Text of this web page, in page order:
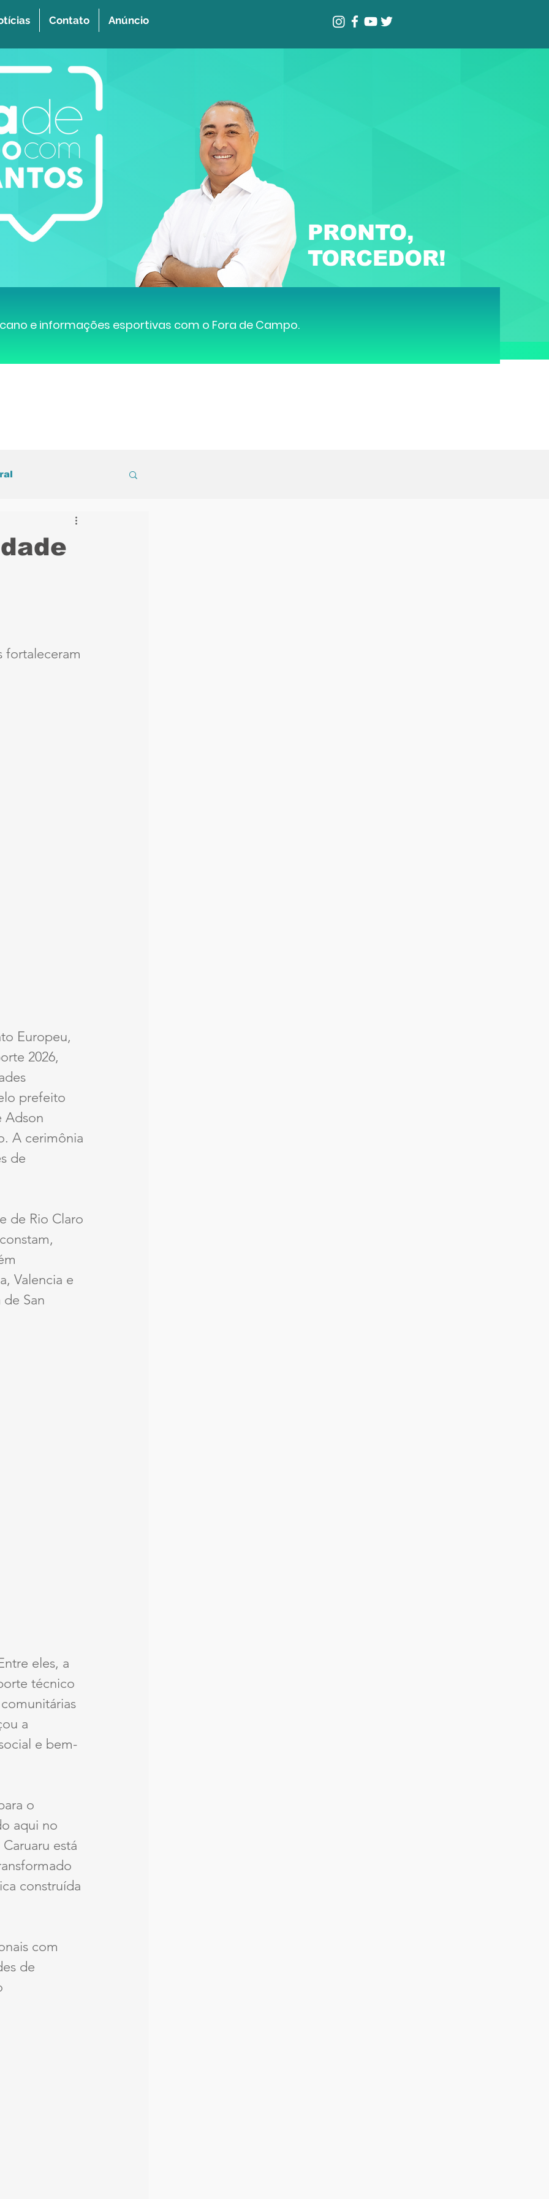
Contato Anúncio
PRONTO,
TORCEDOR!
e informações esportivas com o Fora de Campo.
de Caruaru
fortaleceram
Europeu,
2026,
prefeito
Adson
A cerimônia
de
de Rio Claro
Valencia e
San
eles, a
técnico
a
e bem-
o
aqui no
está
construída
com
de